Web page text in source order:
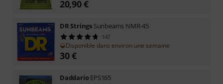
20,90€
DR Strings Sunbeams NMR-45
142
Disponible dans environ une semaine
30€
DaddarioEPS165